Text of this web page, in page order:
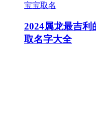
宝宝取名
2024属龙最吉利
取名字大全